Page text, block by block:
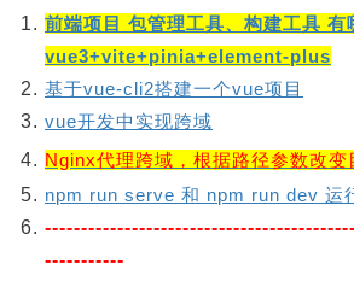
前端项目 包管理工具、构建工具 有
vue3+vite+pinia+element-plus
基于vue-cli2搭建一个vue项目
vue开发中实现跨域
Nginx代理跨域，根据路径参数改变
npm run serve 和 npm run dev 运
-----------